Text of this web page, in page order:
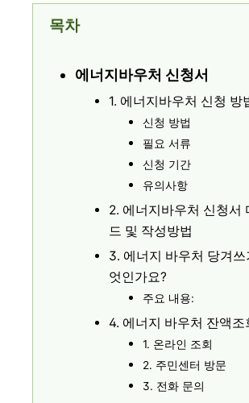
목차
에너지바우처 신청서
1. 에너지바우처 신청 방
신청 방법
필요 서류
신청 기간
유의사항
2. 에너지바우처 신청서
드 및 작성방법
3. 에너지 바우처 당겨쓰
엇인가요?
주요 내용:
4. 에너지 바우처 잔액조
1. 온라인 조회
2. 주민센터 방문
3. 전화 문의